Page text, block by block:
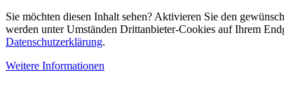
Sie möchten diesen Inhalt sehen? Aktivieren Sie den
werden unter Umständen Drittanbieter-Cookies auf Ihrem
Datenschutzerklärung.
Weitere Informationen